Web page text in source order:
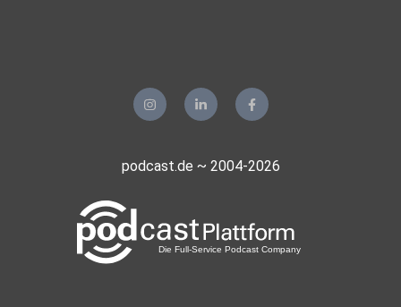
podcast.de ~ 2004-2026